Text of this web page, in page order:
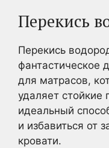
Перекись
Перекись
фантастическое
для матрасов,
удаляет стойкие
идеальный
и избавиться от
кровати.